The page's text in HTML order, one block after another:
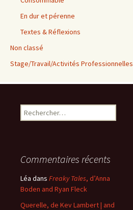
En dur et pérenne
Textes & Réflexions
Non classé
Stage/Travail/Activités Professionnelles
Rechercher :
Commentaires récents
Léa dans Freaky Tales, d’Anna
Boden and Ryan Fleck
Querelle, de Kev Lambert | and